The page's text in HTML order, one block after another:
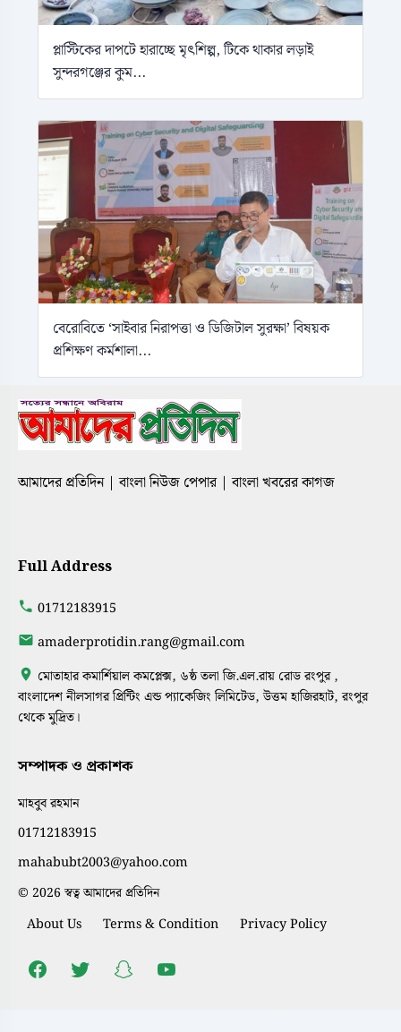
প্লাস্টিকের দাপটে হারাচ্ছে মৃৎশিল্প, টিকে থাকার লড়াই
সুন্দরগঞ্জের কুম...
বেরোবিতে ‘সাইবার নিরাপত্তা ও ডিজিটাল সুরক্ষা’ বিষয়ক
প্রশিক্ষণ কর্মশালা...
আমাদের প্রতিদিন | বাংলা নিউজ পেপার | বাংলা খবরের কাগজ
Full Address
01712183915
amaderprotidin.rang@gmail.com
মোতাহার কমার্শিয়াল কমপ্লেক্স, ৬ষ্ঠ তলা জি.এল.রায় রোড রংপুর ,
বাংলাদেশ নীলসাগর প্রিন্টিং এন্ড প্যাকেজিং লিমিটেড, উত্তম হাজিরহাট, রংপুর
থেকে মুদ্রিত।
সম্পাদক ও প্রকাশক
মাহবুব রহমান
01712183915
mahabubt2003@yahoo.com
© 2026 স্বত্ব আমাদের প্রতিদিন
About Us Terms & Condition Privacy Policy